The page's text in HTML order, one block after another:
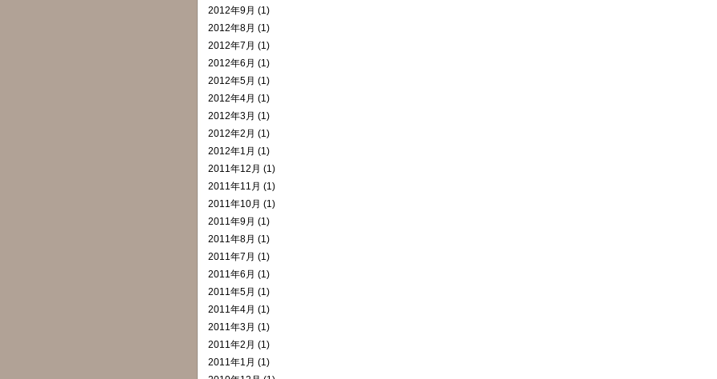
2012年9月 (1)
2012年8月 (1)
2012年7月 (1)
2012年6月 (1)
2012年5月 (1)
2012年4月 (1)
2012年3月 (1)
2012年2月 (1)
2012年1月 (1)
2011年12月 (1)
2011年11月 (1)
2011年10月 (1)
2011年9月 (1)
2011年8月 (1)
2011年7月 (1)
2011年6月 (1)
2011年5月 (1)
2011年4月 (1)
2011年3月 (1)
2011年2月 (1)
2011年1月 (1)